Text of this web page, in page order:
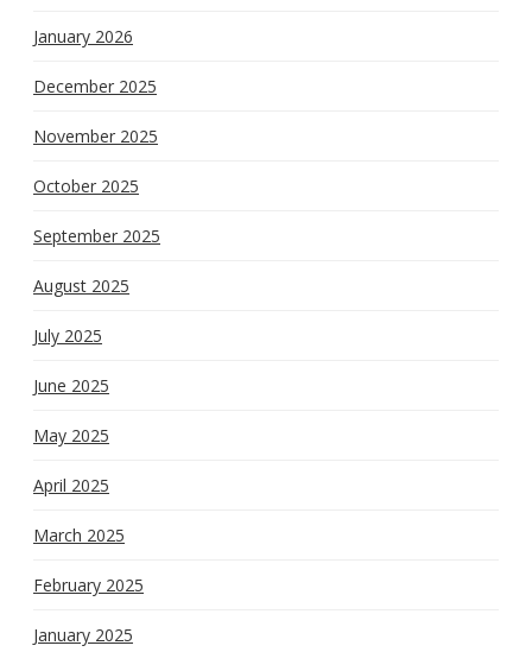
January 2026
December 2025
November 2025
October 2025
September 2025
August 2025
July 2025
June 2025
May 2025
April 2025
March 2025
February 2025
January 2025